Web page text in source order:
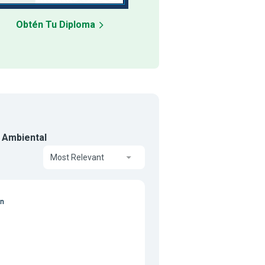
Obtén Tu Diploma
Most Relevant